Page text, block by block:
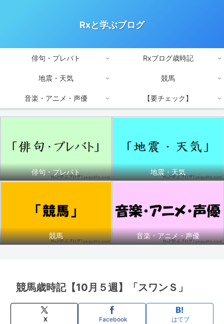
Rxと学ぶブログ
俳句・プレバト Rxブログ歳時記
地震・天気 競馬
音楽・アニメ・声優 【要チェック】
俳句・プレバト 地震・天気
競馬 音楽・アニメ・声優
競馬歳時記【10月５週】「スワンＳ」
X Facebook はてブ